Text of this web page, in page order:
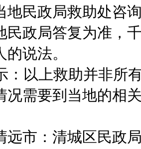
地民政局救助处咨
民政局答复为准，
说法。
：以上救助并非所
况需要到当地的相
远市：清城区民政